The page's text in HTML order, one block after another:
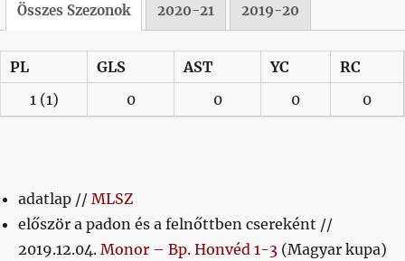
Összes Szezonok 2020-21 2019-20
PL GLS AST YC
RC
1 (1) 0 0 0 0
adatlap // MLSZ
először a padon és a felnőttben csereként //
2019.12.04. Monor – Bp. Honvéd 1-3 (Magyar kupa)